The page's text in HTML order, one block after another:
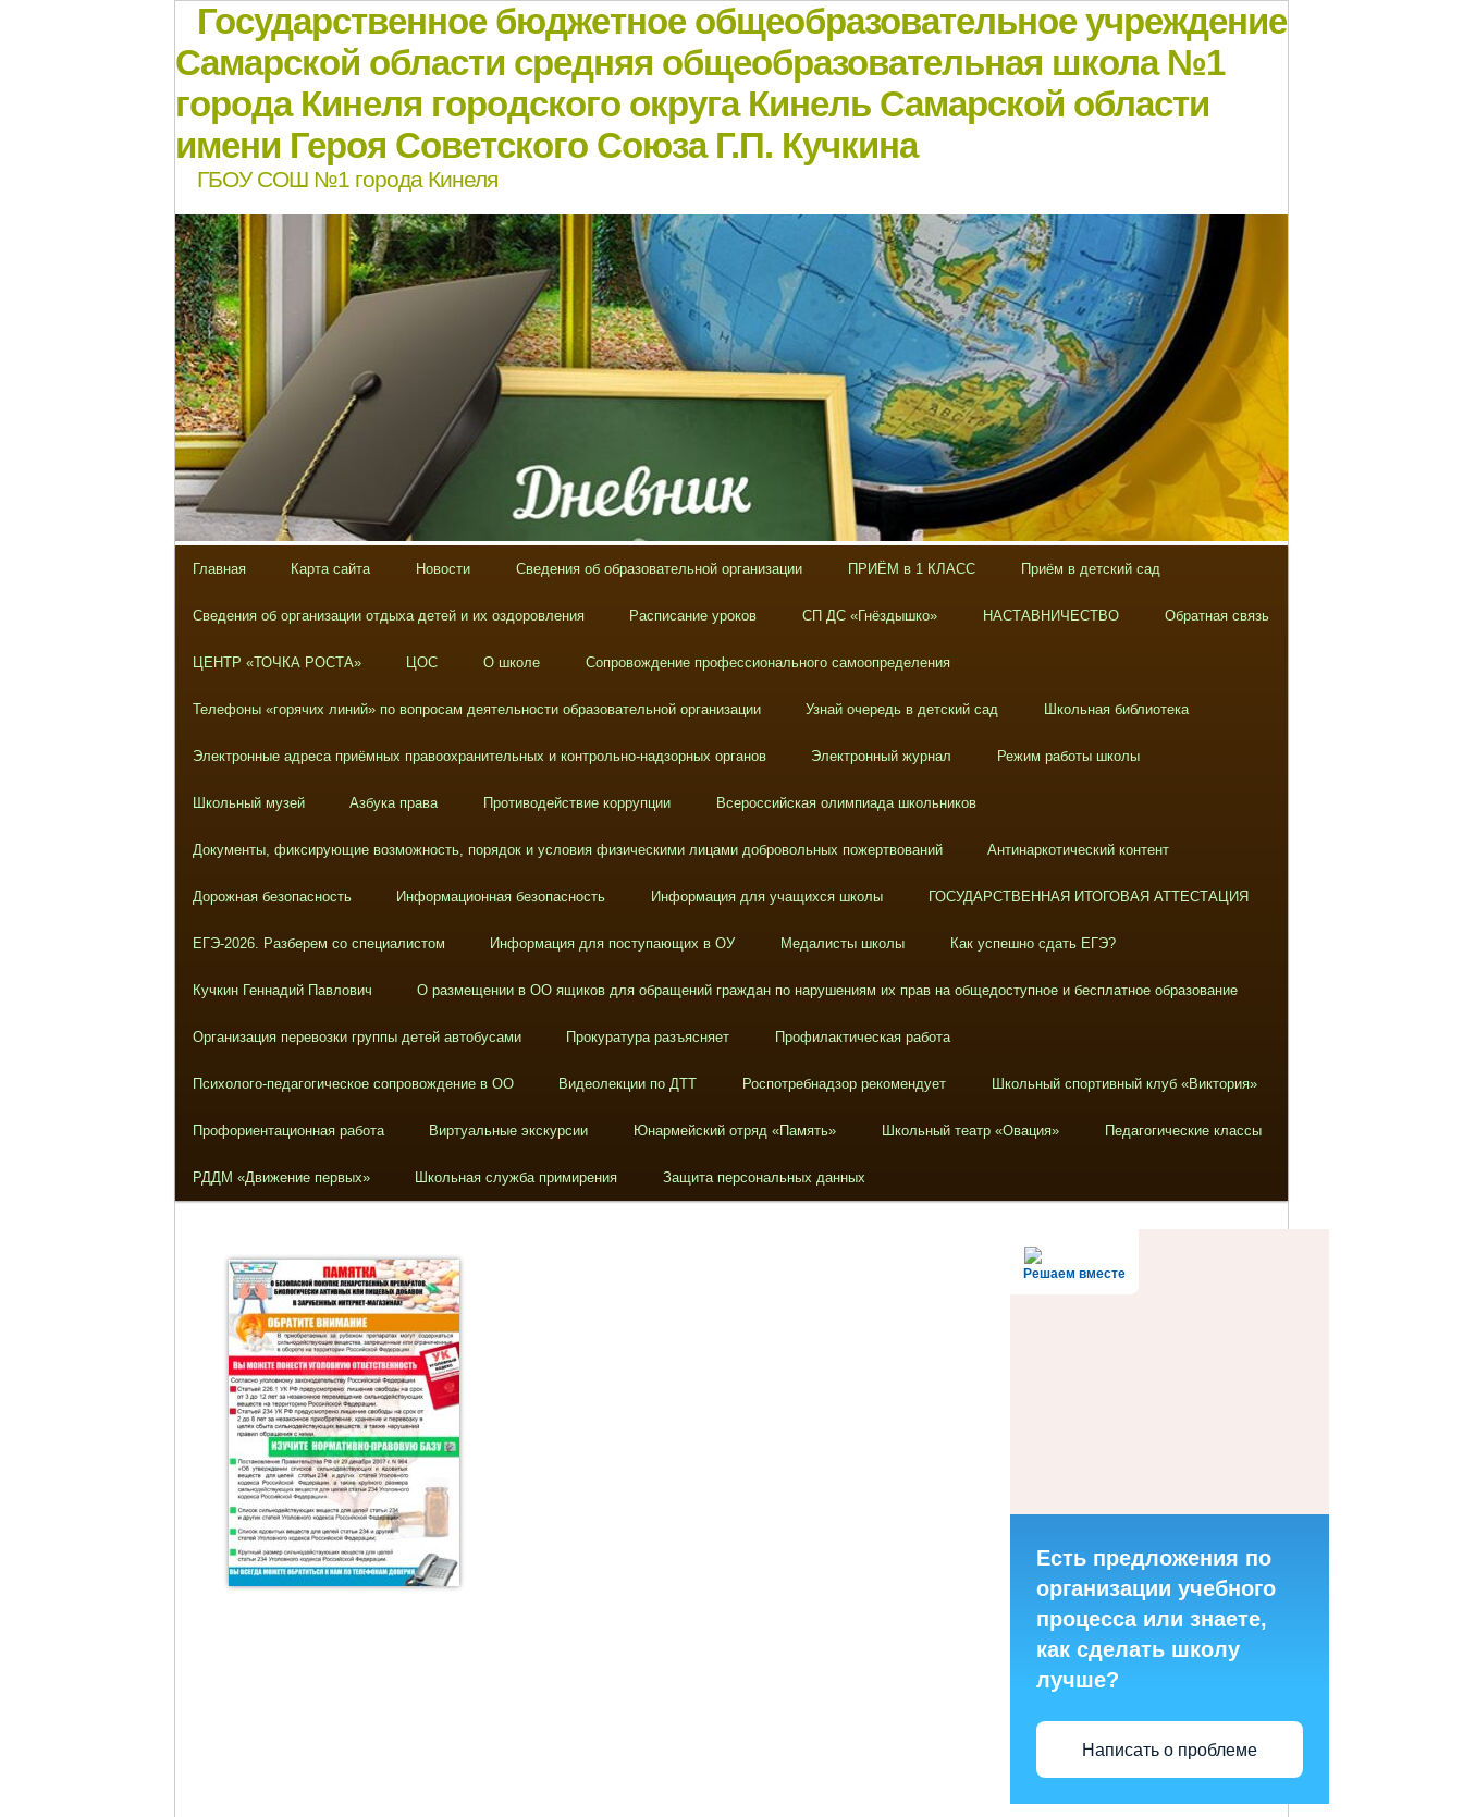
Государственное бюджетное общеобразовательное учреждение
Самарской области средняя общеобразовательная школа №1
города Кинеля городского округа Кинель Самарской области
имени Героя Советского Союза Г.П. Кучкина
ГБОУ СОШ №1 города Кинеля
Главная Карта сайта Новости Сведения об образовательной организации ПРИЁМ в 1 КЛАСС Приём в детский сад
Сведения об организации отдыха детей и их оздоровления Расписание уроков СП ДС «Гнёздышко» НАСТАВНИЧЕСТВО Обратная связь
ЦЕНТР «ТОЧКА РОСТА» ЦОС О школе Сопровождение профессионального самоопределения
Телефоны «горячих линий» по вопросам деятельности образовательной организации Узнай очередь в детский сад Школьная библиотека
Электронные адреса приёмных правоохранительных и контрольно-надзорных органов Электронный журнал Режим работы школы
Школьный музей Азбука права Противодействие коррупции Всероссийская олимпиада школьников
Документы, фиксирующие возможность, порядок и условия физическими лицами добровольных пожертвований Антинаркотический контент
Дорожная безопасность Информационная безопасность Информация для учащихся школы ГОСУДАРСТВЕННАЯ ИТОГОВАЯ АТТЕСТАЦИЯ
ЕГЭ-2026. Разберем со специалистом Информация для поступающих в ОУ Медалисты школы Как успешно сдать ЕГЭ?
Кучкин Геннадий Павлович О размещении в ОО ящиков для обращений граждан по нарушениям их прав на общедоступное и бесплатное образование
Организация перевозки группы детей автобусами Прокуратура разъясняет Профилактическая работа
Психолого-педагогическое сопровождение в ОО Видеолекции по ДТТ Роспотребнадзор рекомендует Школьный спортивный клуб «Виктория»
Профориентационная работа Виртуальные экскурсии Юнармейский отряд «Память» Школьный театр «Овация» Педагогические классы
РДДМ «Движение первых» Школьная служба примирения Защита персональных данных
Решаем вместе
Есть предложения по
организации учебного
процесса или знаете,
как сделать школу
лучше?
Написать о проблеме